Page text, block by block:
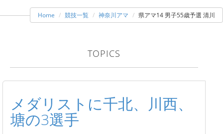
Home 競技一覧 神奈川アマ 県アマ14 男子55歳予選 清川
TOPICS
メダリストに千北、川西、
塘の3選手